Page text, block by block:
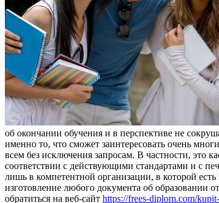
об окончании обучения и в перспективе не
именно то, что сможет заинтересовать очень
всем без исключения запросам. В частности, это
соответствии с действующими стандартами и с
лишь в компетентной организации, в которой
изготовление любого документа об образовании
обратиться на веб-сайт https://frees-diplom.com/